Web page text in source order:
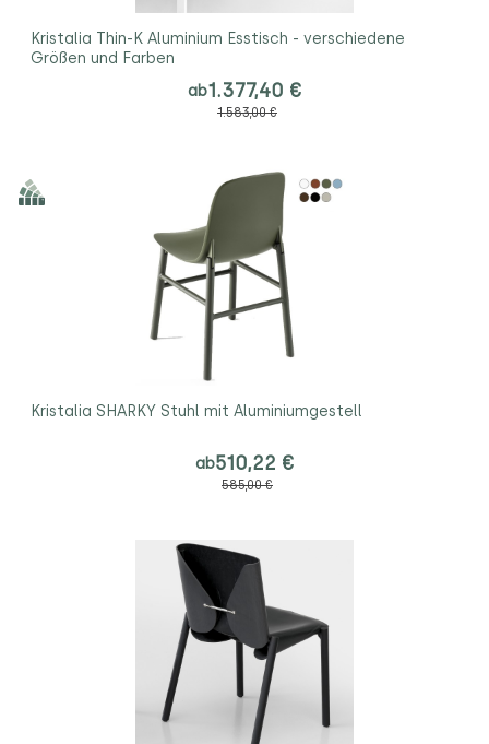
Kristalia Thin-K Aluminium Esstisch - verschiedene
Größen und Farben
ab1.377,40 €
1.583,00 €
Kristalia SHARKY Stuhl mit Aluminiumgestell
ab510,22 €
585,00 €